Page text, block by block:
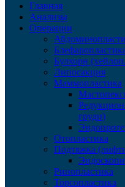
Главная
Анализы
Операции
Булхорн
Липосакция
Маммопластика
груди)
Отопластика
Подтяжка
Ринопластика
Торсопластика